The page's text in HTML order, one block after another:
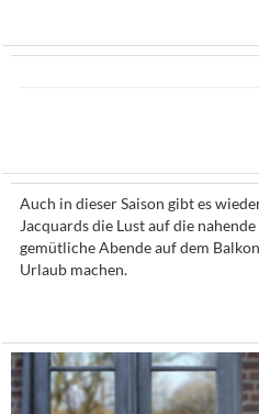
Auch in dieser Saison gibt es
Jacquards die Lust auf die
gemütliche Abende auf dem
Urlaub machen.